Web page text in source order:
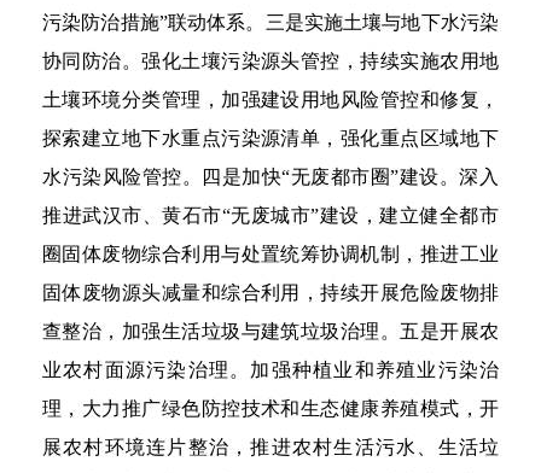
污染防治措施”联动体系。三是实施土壤与地下水污染
协同防治。强化土壤污染源头管控，持续实施农用地
土壤环境分类管理，加强建设用地风险管控和修复，
探索建立地下水重点污染源清单，强化重点区域地下
水污染风险管控。四是加快“无废都市圈”建设。深入
推进武汉市、黄石市“无废城市”建设，建立健全都市
圈固体废物综合利用与处置统筹协调机制，推进工业
固体废物源头减量和综合利用，持续开展危险废物排
查整治，加强生活垃圾与建筑垃圾治理。五是开展农
业农村面源污染治理。加强种植业和养殖业污染治
理，大力推广绿色防控技术和生态健康养殖模式，开
展农村环境连片整治，推进农村生活污水、生活垃